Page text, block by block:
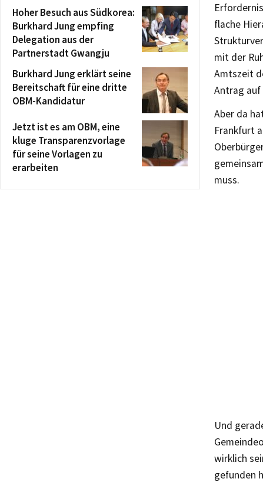
flache
mit der
Amtszeit
Antrag auf
Aber da
Frankfurt
muss.
Und
wirklich
gefunden
Hoher Besuch aus Südkorea:
Burkhard Jung empfing
Delegation aus der
Partnerstadt Gwangju
Burkhard Jung erklärt seine
Bereitschaft für eine dritte
OBM-Kandidatur
Jetzt ist es am OBM, eine
kluge Transparenzvorlage
für seine Vorlagen zu
erarbeiten